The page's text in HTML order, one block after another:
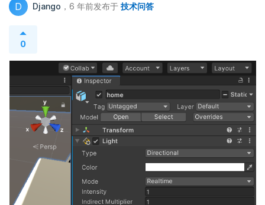
D Django ，6 年前发布于 技术问答
0